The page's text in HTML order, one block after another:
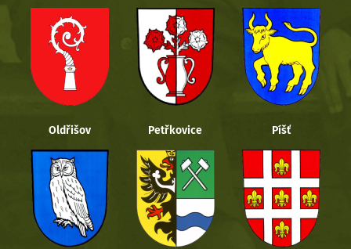
Oldřišov Petřkovice Píšť